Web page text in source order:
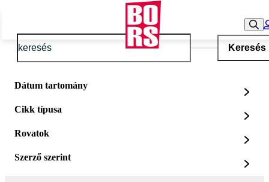
Keresés
Dátum tartomány
Cikk típusa
Rovatok
Szerző szerint